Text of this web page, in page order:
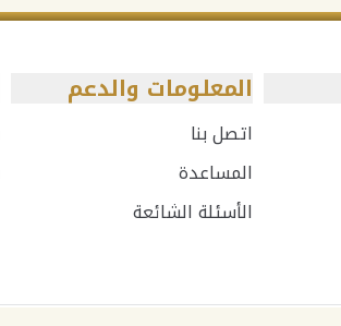
المعلومات والدعم
اتصل بنا
المساعدة
الأسئلة الشائعة